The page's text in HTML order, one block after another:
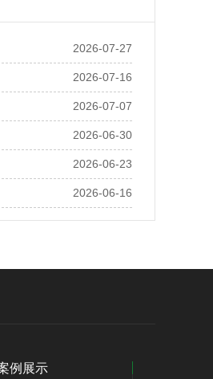
2026-07-27
2026-07-16
2026-07-07
2026-06-30
2026-06-23
2026-06-16
例展示